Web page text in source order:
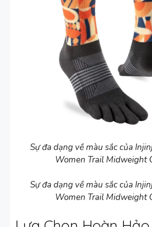
Sự đa dạng về màu sắc của
Women Trail Midweight
Sự đa dạng về màu sắc của
Women Trail Midweight